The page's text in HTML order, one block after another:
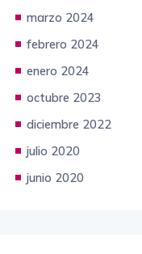
marzo 2024
febrero 2024
enero 2024
octubre 2023
diciembre 2022
julio 2020
junio 2020